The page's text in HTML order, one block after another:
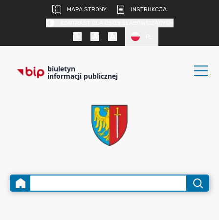
MAPA STRONY
INSTRUKCJA
biuletyn
informacji publicznej